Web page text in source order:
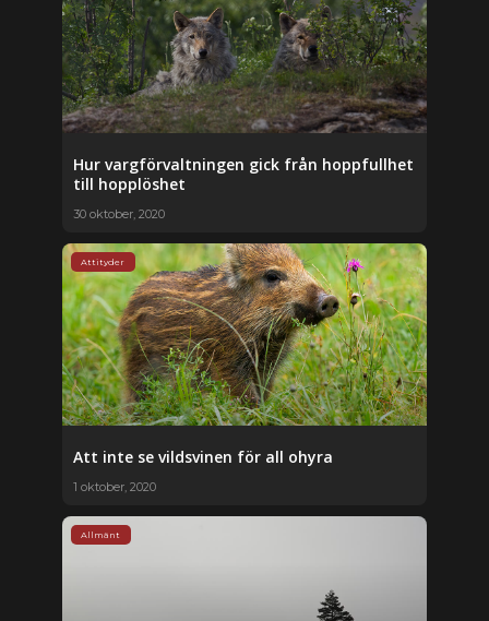
Hur vargförvaltningen gick från hoppfullhet
till hopplöshet
30 oktober, 2020
Attityder
Att inte se vildsvinen för all ohyra
1 oktober, 2020
Allmänt